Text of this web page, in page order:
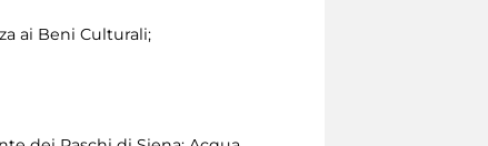
ai Beni Culturali;